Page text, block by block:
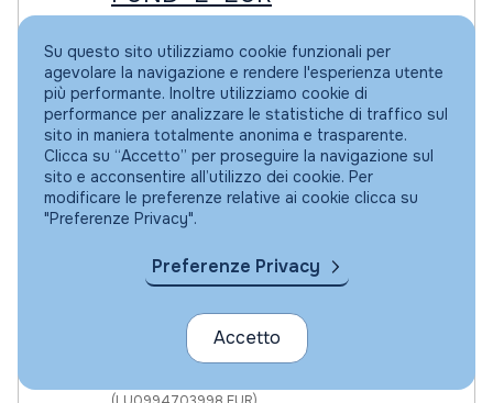
AREA Paesi Emergenti
TIPO Obbligazionario
DIVISA EUR
NORDEA EMERGING
STARS EQUITY FUND "AP"
EUR DIST
Su questo sito utilizziamo cookie funzionali per
agevolare la navigazione e rendere l'esperienza utente
più performante. Inoltre utilizziamo cookie di
performance per analizzare le statistiche di traffico sul
sito in maniera totalmente anonima e trasparente.
Clicca su “Accetto” per proseguire la navigazione sul
sito e acconsentire all’utilizzo dei cookie. Per
modificare le preferenze relative ai cookie clicca su
"Preferenze Privacy".
Preferenze Privacy
Accetto